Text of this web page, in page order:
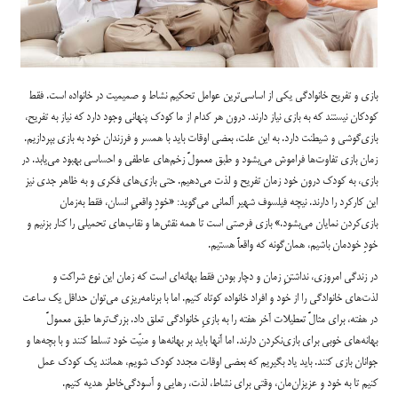
بازی و تفریح خانوادگی یکی از اساسی‌ترین عوامل تحکیم نشاط و صمیمیت در خانواده است. فقط
کودکان نیستند که به بازی نیاز دارند. درون هر کدام از ما کودک پنهانی وجود دارد که نیاز به تفریح،
بازی‌گوشی و شیطنت دارد. به این علت، بعضی اوقات باید با همسر و فرزندان خود به بازی بپردازیم.
زمان بازی تفاوت‌ها فراموش می‌بشود و طبق معمولً زخم‌های عاطفی و احساسی بهبود می‌یابد. در
بازی، به کودک درون خود زمان تفریح و لذت می‌دهیم. حتی بازی‌های فکری و به ظاهر جدی نیز
این کارکرد را دارند. نیچه فیلسوف شهیر آلمانی می‌گوید: «خودِ واقعیِ انسان، فقط به‌زمان
بازی‌کردن نمایان می‌بشود.» بازی فرصتی است تا همه نقش‌ها و نقاب‌های تحمیلی را کنار بزنیم و
خودِ خودمان باشیم، همان‌گونه که واقعاً هستیم.
در زندگی امروزی، نداشتنِ زمان و دچار بودن فقط بهانه‌ای است که زمان این نوع شراکت و
لذت‌های خانوادگی را از خود و افراد خانواده کوتاه کنیم. اما با برنامه‌ریزی می‌توان حداقل یک ساعت
در هفته، برای مثالً تعطیلات آخر هفته را به بازیِ خانوادگی تعلق داد. بزرگ‌ترها طبق معمولً
بهانه‌های خوبی برای بازی‌نکردن دارند. اما آنها باید بر بهانه‌ها و منیّت خود تسلط کنند و با بچه‌ها و
جوانان بازی کنند. باید یاد بگیریم که بعضی اوقات مجدد کودک شویم، همانند یک کودک عمل
کنیم تا به خود و عزیزان‌مان، وقتی برای نشاط، لذت، رهایی و آسودگی‌خاطر هدیه کنیم.